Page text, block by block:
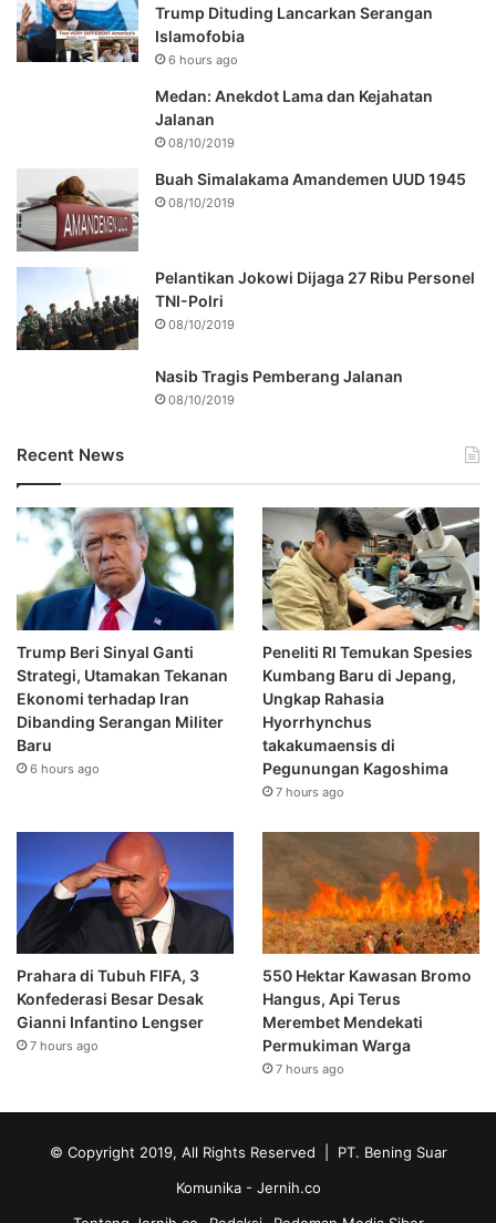
Trump Dituding Lancarkan Serangan
Islamofobia
6 hours ago
Medan: Anekdot Lama dan Kejahatan
Jalanan
08/10/2019
Buah Simalakama Amandemen UUD 1945
08/10/2019
Pelantikan Jokowi Dijaga 27 Ribu Personel
TNI-Polri
08/10/2019
Nasib Tragis Pemberang Jalanan
08/10/2019
Recent News
Trump Beri Sinyal Ganti
Strategi, Utamakan Tekanan
Ekonomi terhadap Iran
Dibanding Serangan Militer
Baru
6 hours ago
Peneliti RI Temukan Spesies
Kumbang Baru di Jepang,
Ungkap Rahasia
Hyorrhynchus
takakumaensis di
Pegunungan Kagoshima
7 hours ago
Prahara di Tubuh FIFA, 3
Konfederasi Besar Desak
Gianni Infantino Lengser
7 hours ago
550 Hektar Kawasan Bromo
Hangus, Api Terus
Merembet Mendekati
Permukiman Warga
7 hours ago
© Copyright 2019, All Rights Reserved | PT. Bening Suar
Komunika - Jernih.co